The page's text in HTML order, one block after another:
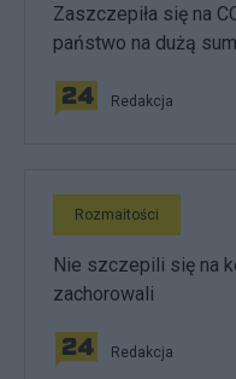
Zaszczepiła się na
państwo na dużą
Redakcja
Rozmaitości
Nie szczepili się na
zachorowali
Redakcja